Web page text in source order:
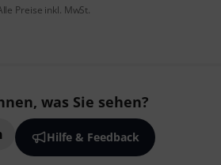
Preise inkl. MwSt.
was Sie sehen?
Hilfe & Feedback